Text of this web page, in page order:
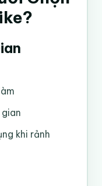
khi rảnh